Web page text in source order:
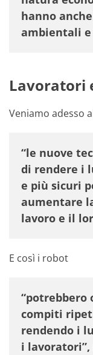
hanno
ambientali e
Lavoratori
Veniamo adesso
“le nuove
di rendere i
e più sicuri
aumentare
lavoro e il
E così i robot
“potrebbero
compiti
rendendo i
i